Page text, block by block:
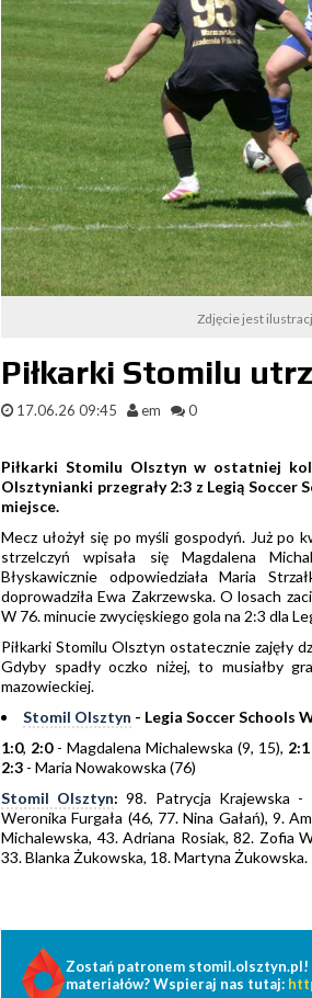
Zdjęcie jest
Piłkarki Stomilu
17.06.26 09:45 em 0
Piłkarki Stomilu Olsztyn w ostatniej
Olsztynianki przegrały 2:3 z Legią Soccer
miejsce.
Mecz ułożył się po myśli gospodyń. Już po
strzelczyń wpisała się Magdalena
Błyskawicznie odpowiedziała Maria
doprowadziła Ewa Zakrzewska. O losach
W 76. minucie zwycięskiego gola na 2:3 dla
Piłkarki Stomilu Olsztyn ostatecznie zajęły
Gdyby spadły oczko niżej, to musiałby
mazowieckiej.
Stomil Olsztyn - Legia Soccer Schools
1:0, 2:0- Magdalena Michalewska (9, 15), 2:1
2:3 - Maria Nowakowska (76)
Stomil Olsztyn: 98. Patrycja Krajewska -
Weronika Furgała (46, 77. Nina Gałań), 9.
Michalewska, 43. Adriana Rosiak, 82. Zofia
33. Blanka Żukowska, 18. Martyna Żukowska.
Zostań patronem stomil.olsztyn.pl!
materiałów? Wspieraj nas tutaj: